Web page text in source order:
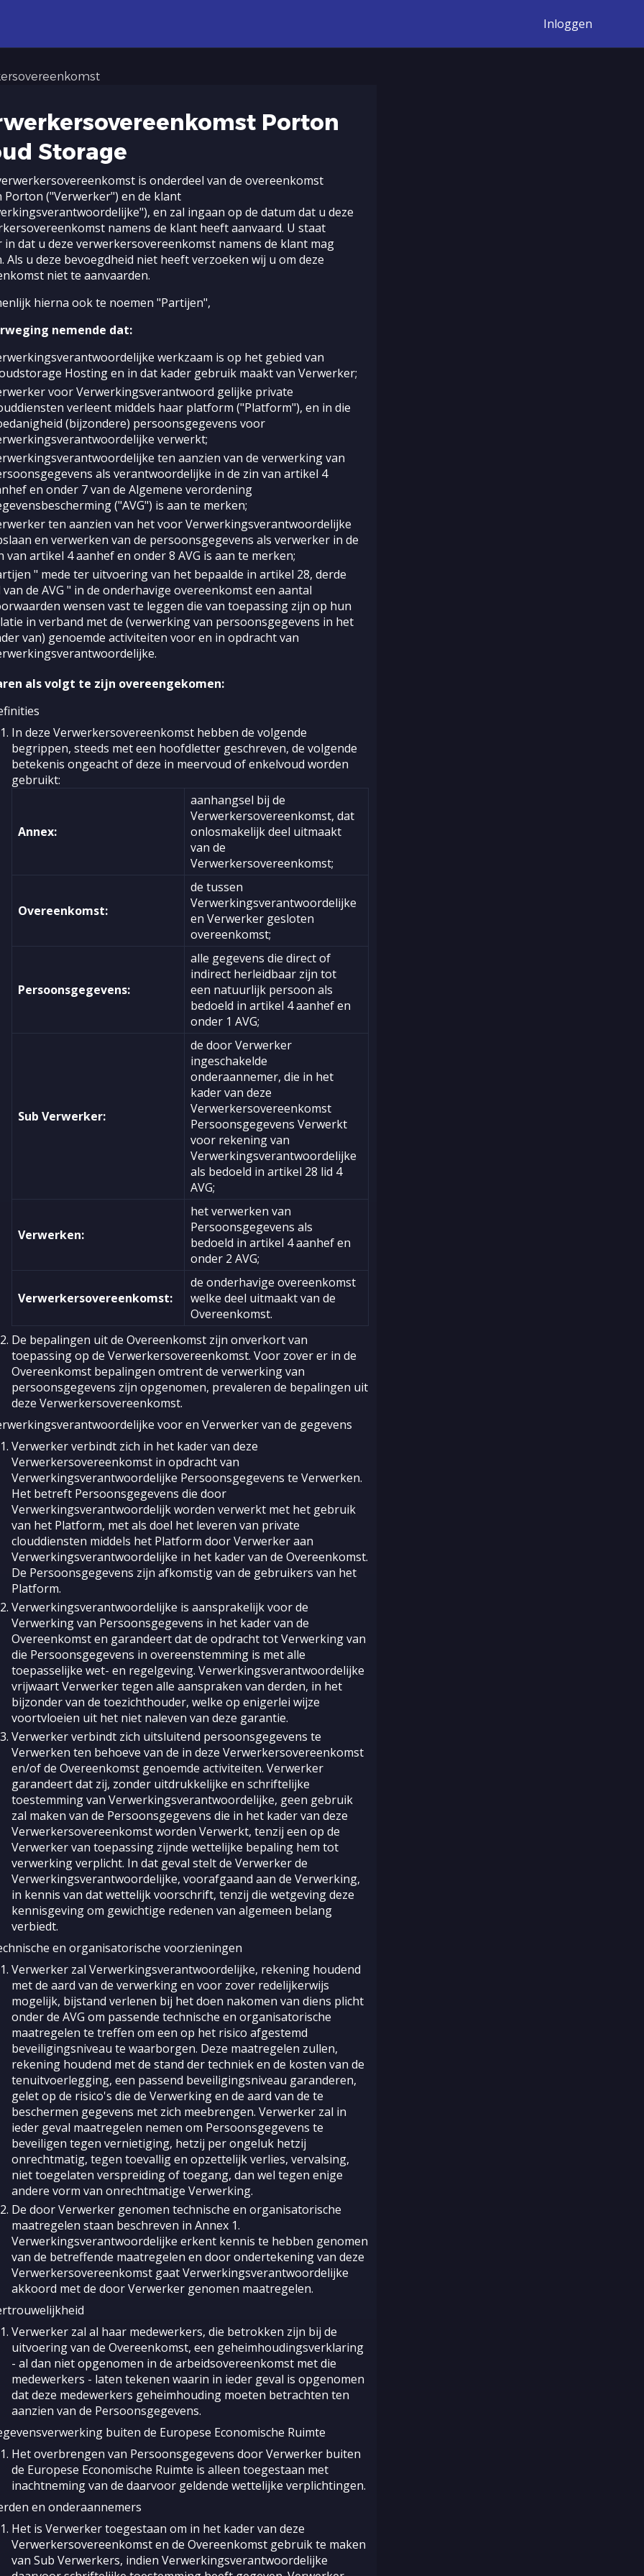
Inloggen
Porton
Storage
is onderdeel van de overeenkomst
Porton ("Verwerker") en de klant
en zal ingaan op de datum dat u deze
namens de klant heeft aanvaard. U staat
in dat u deze verwerkersovereenkomst namens de klant mag
Als u deze bevoegdheid niet heeft verzoeken wij u om deze
niet te aanvaarden.
hierna ook te noemen "Partijen",
nemende dat:
werkzaam is op het gebied van
Hosting en in dat kader gebruik maakt van Verwerker;
voor Verwerkingsverantwoord gelijke private
verleent middels haar platform ("Platform"), en in die
(bijzondere) persoonsgegevens voor
verwerkt;
ten aanzien van de verwerking van
als verantwoordelijke in de zin van artikel 4
en onder 7 van de Algemene verordening
("AVG") is aan te merken;
ten aanzien van het voor Verwerkingsverantwoordelijke
en verwerken van de persoonsgegevens als verwerker in de
van artikel 4 aanhef en onder 8 AVG is aan te merken;
" mede ter uitvoering van het bepaalde in artikel 28, derde
van de AVG " in de onderhavige overeenkomst een aantal
wensen vast te leggen die van toepassing zijn op hun
in verband met de (verwerking van persoonsgegevens in het
van) genoemde activiteiten voor en in opdracht van
als volgt te zijn overeengekomen:
In deze Verwerkersovereenkomst hebben de volgende
begrippen, steeds met een hoofdletter geschreven, de volgende
betekenis ongeacht of deze in meervoud of enkelvoud worden
gebruikt:
Annex:
aanhangsel bij de
Verwerkersovereenkomst, dat
onlosmakelijk deel uitmaakt
van de
Verwerkersovereenkomst;
Overeenkomst:
de tussen
Verwerkingsverantwoordelijke
en Verwerker gesloten
overeenkomst;
Persoonsgegevens:
alle gegevens die direct of
indirect herleidbaar zijn tot
een natuurlijk persoon als
bedoeld in artikel 4 aanhef en
onder 1 AVG;
Sub Verwerker:
de door Verwerker
ingeschakelde
onderaannemer, die in het
kader van deze
Verwerkersovereenkomst
Persoonsgegevens Verwerkt
voor rekening van
Verwerkingsverantwoordelijke
als bedoeld in artikel 28 lid 4
AVG;
Verwerken:
het verwerken van
Persoonsgegevens als
bedoeld in artikel 4 aanhef en
onder 2 AVG;
Verwerkersovereenkomst:
de onderhavige overeenkomst
welke deel uitmaakt van de
Overeenkomst.
De bepalingen uit de Overeenkomst zijn onverkort van
toepassing op de Verwerkersovereenkomst. Voor zover er in de
Overeenkomst bepalingen omtrent de verwerking van
persoonsgegevens zijn opgenomen, prevaleren de bepalingen uit
deze Verwerkersovereenkomst.
voor en Verwerker van de gegevens
Verwerker verbindt zich in het kader van deze
Verwerkersovereenkomst in opdracht van
Verwerkingsverantwoordelijke Persoonsgegevens te Verwerken.
Het betreft Persoonsgegevens die door
Verwerkingsverantwoordelijk worden verwerkt met het gebruik
van het Platform, met als doel het leveren van private
clouddiensten middels het Platform door Verwerker aan
Verwerkingsverantwoordelijke in het kader van de Overeenkomst.
De Persoonsgegevens zijn afkomstig van de gebruikers van het
Platform.
Verwerkingsverantwoordelijke is aansprakelijk voor de
Verwerking van Persoonsgegevens in het kader van de
Overeenkomst en garandeert dat de opdracht tot Verwerking van
die Persoonsgegevens in overeenstemming is met alle
toepasselijke wet- en regelgeving. Verwerkingsverantwoordelijke
vrijwaart Verwerker tegen alle aanspraken van derden, in het
bijzonder van de toezichthouder, welke op enigerlei wijze
voortvloeien uit het niet naleven van deze garantie.
Verwerker verbindt zich uitsluitend persoonsgegevens te
Verwerken ten behoeve van de in deze Verwerkersovereenkomst
en/of de Overeenkomst genoemde activiteiten. Verwerker
garandeert dat zij, zonder uitdrukkelijke en schriftelijke
toestemming van Verwerkingsverantwoordelijke, geen gebruik
zal maken van de Persoonsgegevens die in het kader van deze
Verwerkersovereenkomst worden Verwerkt, tenzij een op de
Verwerker van toepassing zijnde wettelijke bepaling hem tot
verwerking verplicht. In dat geval stelt de Verwerker de
Verwerkingsverantwoordelijke, voorafgaand aan de Verwerking,
in kennis van dat wettelijk voorschrift, tenzij die wetgeving deze
kennisgeving om gewichtige redenen van algemeen belang
verbiedt.
en organisatorische voorzieningen
Verwerker zal Verwerkingsverantwoordelijke, rekening houdend
met de aard van de verwerking en voor zover redelijkerwijs
mogelijk, bijstand verlenen bij het doen nakomen van diens plicht
onder de AVG om passende technische en organisatorische
maatregelen te treffen om een op het risico afgestemd
beveiligingsniveau te waarborgen. Deze maatregelen zullen,
rekening houdend met de stand der techniek en de kosten van de
tenuitvoerlegging, een passend beveiligingsniveau garanderen,
gelet op de risico's die de Verwerking en de aard van de te
beschermen gegevens met zich meebrengen. Verwerker zal in
ieder geval maatregelen nemen om Persoonsgegevens te
beveiligen tegen vernietiging, hetzij per ongeluk hetzij
onrechtmatig, tegen toevallig en opzettelijk verlies, vervalsing,
niet toegelaten verspreiding of toegang, dan wel tegen enige
andere vorm van onrechtmatige Verwerking.
De door Verwerker genomen technische en organisatorische
maatregelen staan beschreven in Annex 1.
Verwerkingsverantwoordelijke erkent kennis te hebben genomen
van de betreffende maatregelen en door ondertekening van deze
Verwerkersovereenkomst gaat Verwerkingsverantwoordelijke
akkoord met de door Verwerker genomen maatregelen.
Verwerker zal al haar medewerkers, die betrokken zijn bij de
uitvoering van de Overeenkomst, een geheimhoudingsverklaring
- al dan niet opgenomen in de arbeidsovereenkomst met die
medewerkers - laten tekenen waarin in ieder geval is opgenomen
dat deze medewerkers geheimhouding moeten betrachten ten
aanzien van de Persoonsgegevens.
buiten de Europese Economische Ruimte
Het overbrengen van Persoonsgegevens door Verwerker buiten
de Europese Economische Ruimte is alleen toegestaan met
inachtneming van de daarvoor geldende wettelijke verplichtingen.
en onderaannemers
Het is Verwerker toegestaan om in het kader van deze
Verwerkersovereenkomst en de Overeenkomst gebruik te maken
van Sub Verwerkers, indien Verwerkingsverantwoordelijke